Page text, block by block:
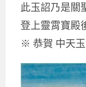
此玉詔乃是關
登上靈霄寶殿
※ 恭賀 中天